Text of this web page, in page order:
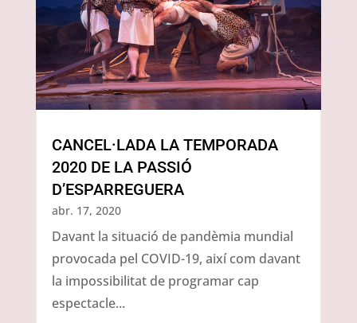
CANCEL·LADA LA TEMPORADA
2020 DE LA PASSIÓ
D’ESPARREGUERA
abr. 17, 2020
Davant la situació de pandèmia mundial
provocada pel COVID-19, així com davant
la impossibilitat de programar cap
espectacle...